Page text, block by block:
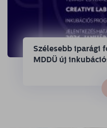
Szélesebb iparági
MDDÜ új